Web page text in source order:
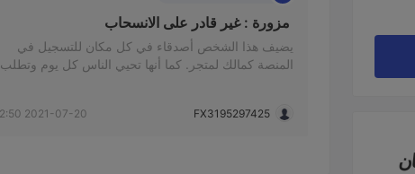
مزورة : غير قادر على الانسحاب
يضيف هذا الشخص أصدقاء في كل مكان للتسجيل في
المنصة كمالك لمتجر. كما أنها تحيي الناس كل يوم وتطلب
إقناعك. خطأ لن تتمكن من الانسحاب على هذه المنصة
FX3195297425
2021-07-20 02:50